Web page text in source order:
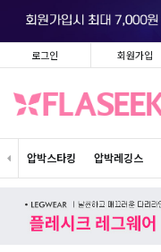
로그인 회원가입
압박스타킹 압박레깅스